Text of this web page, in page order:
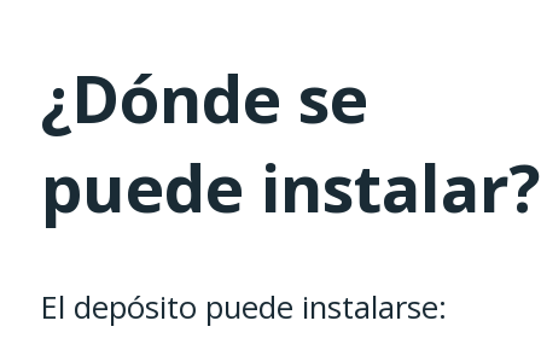
¿Dónde se
puede instalar?
El depósito puede instalarse: